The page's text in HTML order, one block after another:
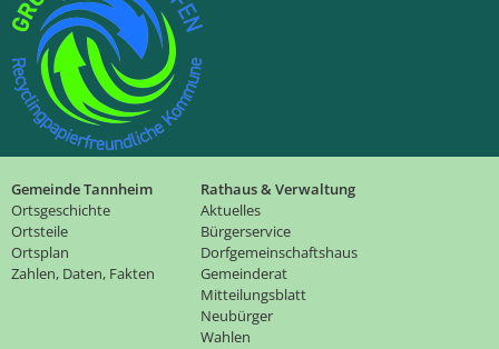
Gemeinde Tannheim
Ortsgeschichte
Ortsteile
Ortsplan
Zahlen, Daten, Fakten
Rathaus & Verwaltung
Aktuelles
Bürgerservice
Dorfgemeinschaftshaus
Gemeinderat
Mitteilungsblatt
Neubürger
Wahlen